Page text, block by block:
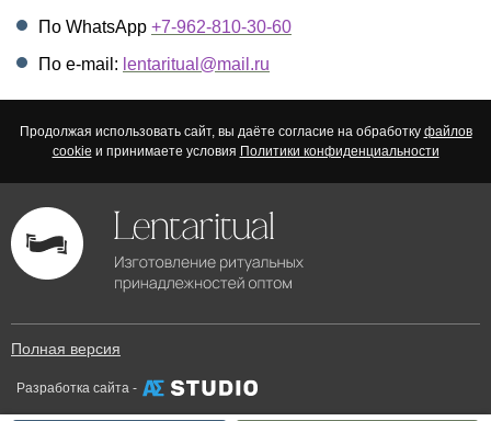
По WhatsApp +7-962-810-30-60
По e-mail: lentaritual@mail.ru
Продолжая использовать сайт, вы даёте согласие на обработку файлов
cookie и принимаете условия Политики конфиденциальности
Полная версия
Разработка сайта -